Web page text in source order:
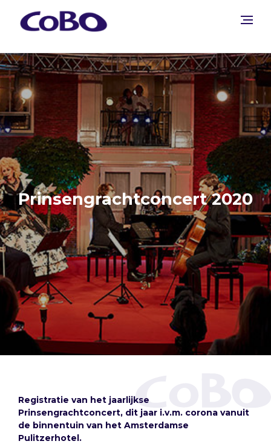
Prinsengrachtconcert 2020
Registratie van het jaarlijkse
Prinsengrachtconcert, dit jaar i.v.m. corona vanuit
de binnentuin van het Amsterdamse
Pulitzerhotel.